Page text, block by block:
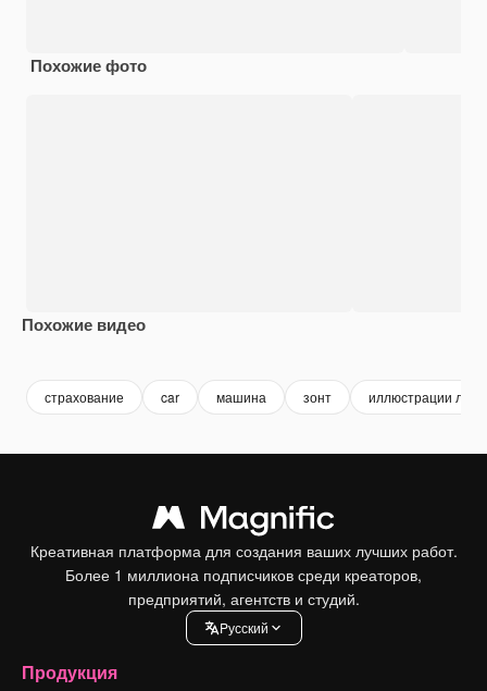
Похожие фото
Похожие видео
страхование car машина зонт иллюстрации
Креативная платформа для создания ваших лучших работ.
Более 1 миллиона подписчиков среди креаторов,
предприятий, агентств и студий.
Pусский
Продукция